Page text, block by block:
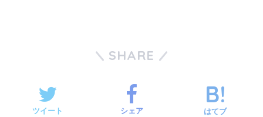
SHARE
ツイート シェア はてブ